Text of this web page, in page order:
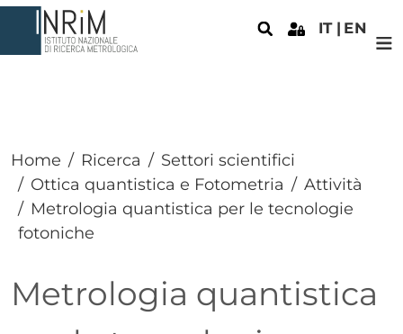
Salta al contenuto principale
IT EN
Home Ricerca
Settori scientifici
Ottica quantistica e Fotometria
Attività
Metrologia quantistica per le tecnologie
fotoniche
Metrologia quantistica